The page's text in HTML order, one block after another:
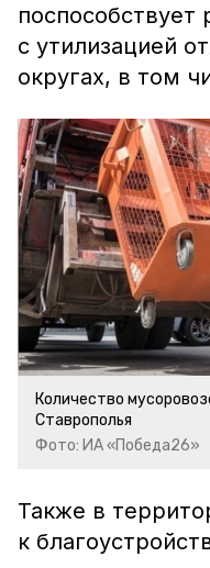
с утилизацией
округах, в том
Количество
Ставрополья
Фото: ИА «Победа26»
Также в
к